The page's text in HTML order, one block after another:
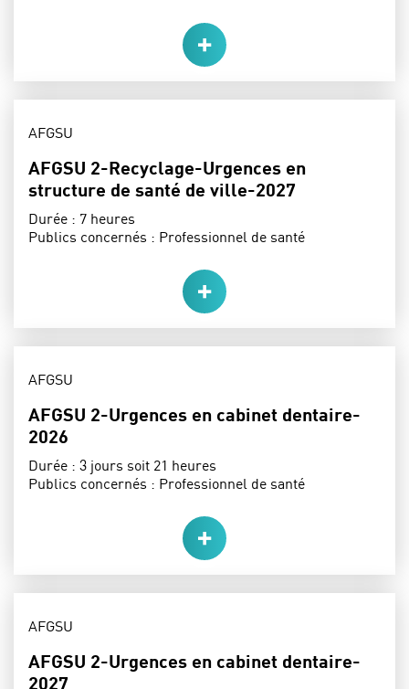
THÈME :
AFGSU
AFGSU 2-Recyclage-Urgences en
structure de santé de ville-2027
Durée : 7 heures
Publics concernés : Professionnel de santé
THÈME :
AFGSU
AFGSU 2-Urgences en cabinet dentaire-
2026
Durée : 3 jours soit 21 heures
Publics concernés : Professionnel de santé
THÈME :
AFGSU
AFGSU 2-Urgences en cabinet dentaire-
2027